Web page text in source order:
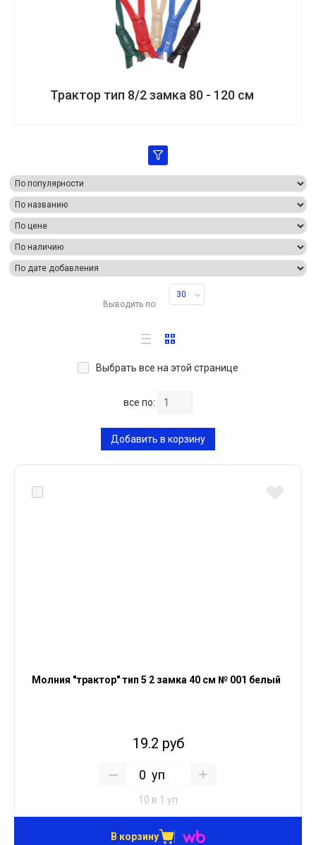
Трактор тип 8/2 замка 80 - 120 см
Выводить по:
30
Выбрать все на этой странице
все по:
Добавить в корзину
Молния "трактор" тип 5 2 замка 40 см № 001 белый
19.2 руб
уп
10 в 1 уп
В корзину